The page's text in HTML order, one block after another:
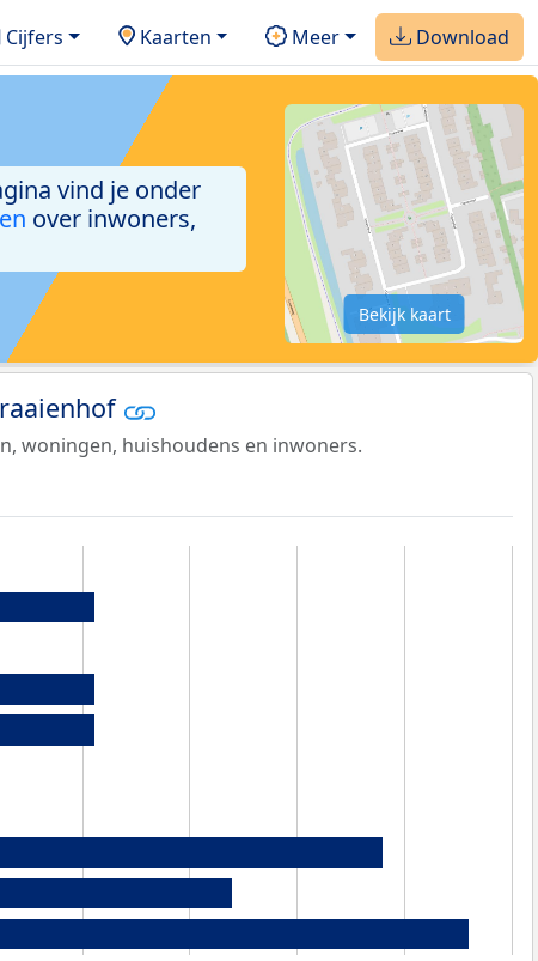
Cijfers Kaarten Meer Download
vind je onder
over inwoners,
Bekijk kaart
woningen, huishoudens en inwoners.